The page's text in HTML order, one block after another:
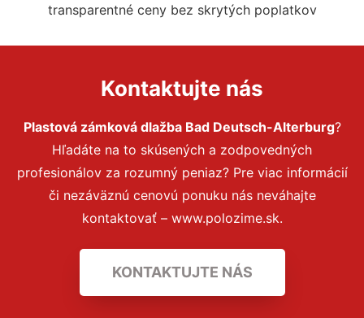
transparentné ceny bez skrytých poplatkov
Kontaktujte nás
Plastová zámková dlažba Bad Deutsch-Alterburg?
Hľadáte na to skúsených a zodpovedných
profesionálov za rozumný peniaz? Pre viac informácií
či nezáväznú cenovú ponuku nás neváhajte
kontaktovať – www.polozime.sk.
KONTAKTUJTE NÁS